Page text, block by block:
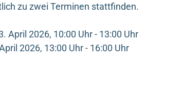
zu zwei Terminen stattfinden.
April 2026, 10:00 Uhr - 13:00 Uhr
2026, 13:00 Uhr - 16:00 Uhr